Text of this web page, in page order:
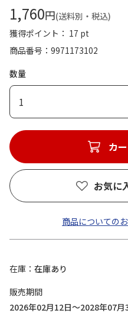
1,760円(送料別・税込)
獲得ポイント： 17 pt
商品番号
9971173102
数量
1
カ
お気に
商品についての
在庫
在庫あり
販売期間
2026年02月12日～2028年07月